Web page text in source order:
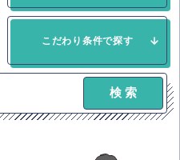
こだわり条件で探す